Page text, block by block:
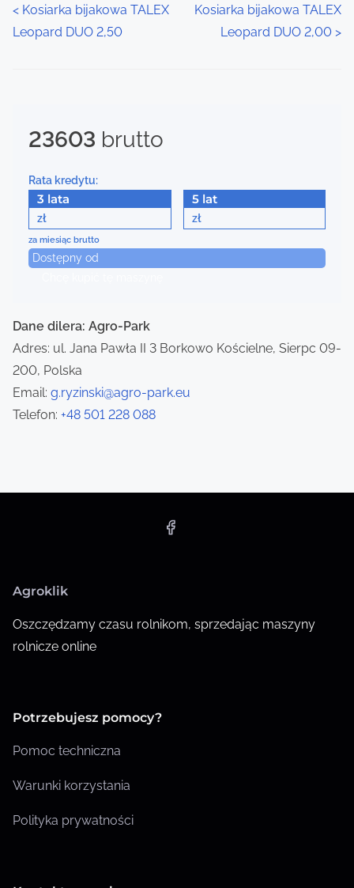
P
a
t
i
o
< Kosiarka bijakowa TALEX
Leopard DUO 2,50
Kosiarka bijakowa TALEX
Leopard DUO 2,00 >
23603 brutto
Rata kredytu:
3 lata
zł
5 lat
zł
za miesiąc brutto
Dostępny od
Dane dilera: Agro-Park
Adres: ul. Jana Pawła II 3 Borkowo Kościelne, Sierpc 09-
200, Polska
Email: g.ryzinski@agro-park.eu
Telefon: +48 501 228 088
Agroklik
Oszczędzamy czasu rolnikom, sprzedając maszyny
rolnicze online
Potrzebujesz pomocy?
Pomoc techniczna
Warunki korzystania
Polityka prywatności